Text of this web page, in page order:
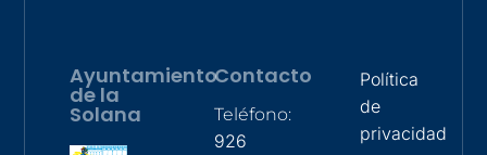
Ayuntamiento
de la
Solana
Contacto
Teléfono:
926
Política
de
privacidad